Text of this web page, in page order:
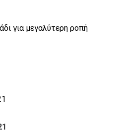
συνεργείου
Φανοποιείου
Συνεργείου
για μεγαλύτερη ροπή